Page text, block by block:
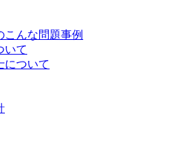
こんな問題事例
いて
について